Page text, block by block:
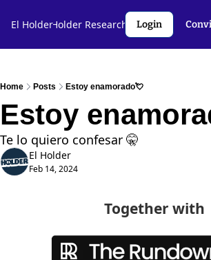
El Holder
Holder🤝 Holder Research💻️ Criptoslang🗣️
Login
Home Posts Estoy enamorado💘
Estoy
Te lo quiero confesar 🤫
El Holder
Feb 14, 2024
Together with